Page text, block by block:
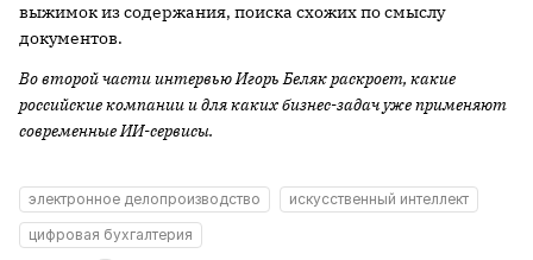
выжимок из содержания, поиска схожих по смыслу
документов.
Во второй части интервью Игорь Беляк раскроет, какие
российские компании и для каких бизнес-задач уже применяют
современные ИИ-сервисы.
электронное делопроизводство
искусственный интеллект
цифровая бухгалтерия